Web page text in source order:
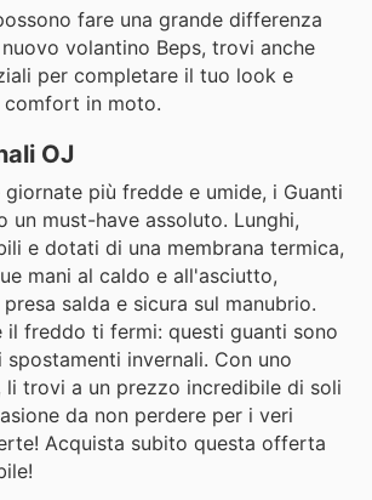
fare una grande differenza
volantino Beps, trovi anche
per completare il tuo look e
comfort in moto.
OJ
più fredde e umide, i Guanti
un must-have assoluto. Lunghi,
e dotati di una membrana termica,
mani al caldo e all'asciutto,
salda e sicura sul manubrio.
il freddo ti fermi: questi guanti sono
invernali. Con uno
li trovi a un prezzo incredibile di soli
da non perdere per i veri
Acquista subito questa offerta